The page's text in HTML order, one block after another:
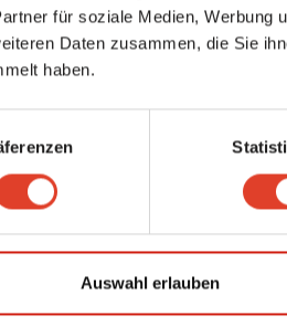
für soziale Medien, Werbung
Daten zusammen, die Sie
haben.
Auswahl erlauben